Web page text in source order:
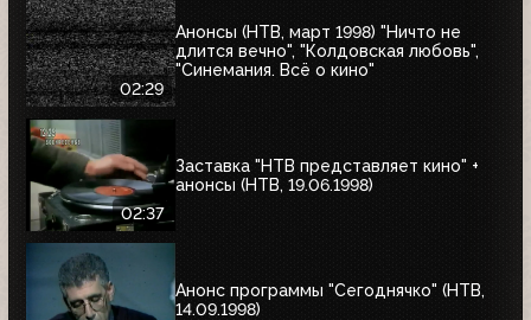
02:29
Анонсы (НТВ, март 1998) "Ничто не
длится вечно", "Колдовская любовь",
"Синемания. Всё о кино"
02:37
Заставка "НТВ представляет кино" +
анонсы (НТВ, 19.06.1998)
Анонс программы "Сегоднячко" (НТВ,
14.09.1998)